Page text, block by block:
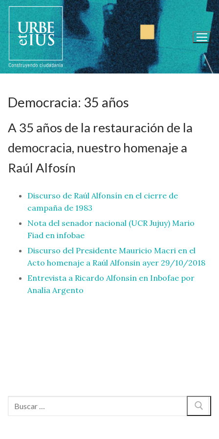
Ir
contenido
Democracia: 35 años
A 35 años de la restauración de la
democracia, nuestro homenaje a
Raúl Alfosín
Discurso de Raúl Alfonsín en el cierre de
campaña de 1983
Nota del senador nacional (UCR Jujuy) Mario
Fiad en infobae
Discurso del Presidente Mauricio Macri en el
Acto homenaje a Raúl Alfonsin ayer 29/10/2018
Entrevista a Ricardo Alfonsín en Inbofae por
Analía Argento